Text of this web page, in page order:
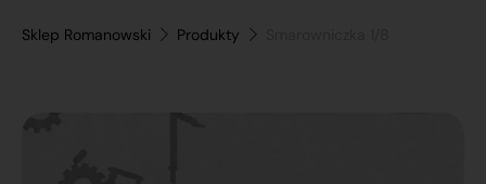
Sklep Romanowski Produkty